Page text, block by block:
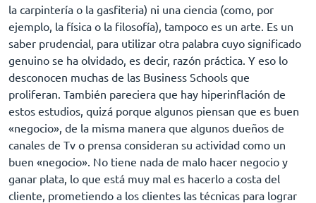
la carpintería o la gasfiteria) ni una ciencia (como, por
ejemplo, la física o la filosofía), tampoco es un arte. Es un
saber prudencial, para utilizar otra palabra cuyo significado
genuino se ha olvidado, es decir, razón práctica. Y eso lo
desconocen muchas de las Business Schools que
proliferan. También pareciera que hay hiperinflación de
estos estudios, quizá porque algunos piensan que es buen
«negocio», de la misma manera que algunos dueños de
canales de Tv o prensa consideran su actividad como un
buen «negocio». No tiene nada de malo hacer negocio y
ganar plata, lo que está muy mal es hacerlo a costa del
cliente, prometiendo a los clientes las técnicas para lograr